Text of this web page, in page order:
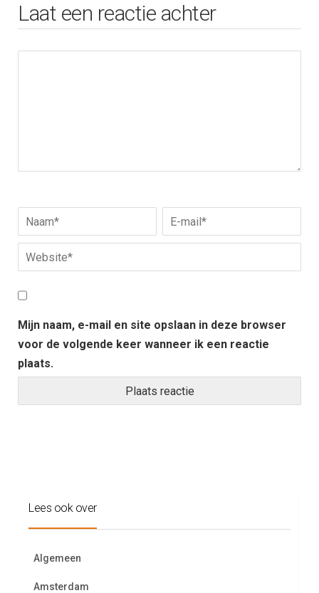
Laat een reactie achter
Mijn naam, e-mail en site opslaan in deze browser
voor de volgende keer wanneer ik een reactie
plaats.
Lees ook over
Algemeen
Amsterdam